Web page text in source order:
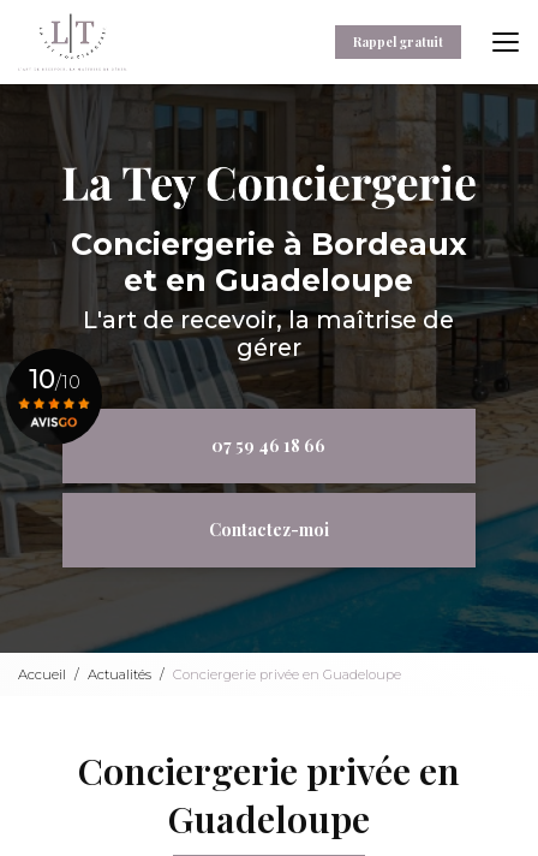
contenu
principal
Rappel gratuit
Conciergerie à Bordeaux
et en Guadeloupe
L'art de recevoir, la maîtrise de
gérer
07 59 46 18 66
Contactez-moi
10/10
Voir le certificat
Accueil Actualités Conciergerie privée en Guadeloupe
Conciergerie privée en
Guadeloupe